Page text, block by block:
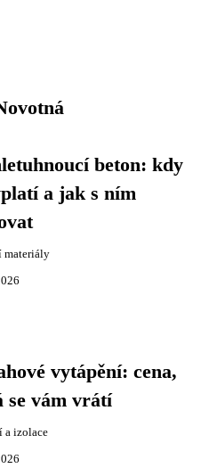
beton: kdy
a jak s ním
materiály
vytápění: cena,
se vám vrátí
a izolace